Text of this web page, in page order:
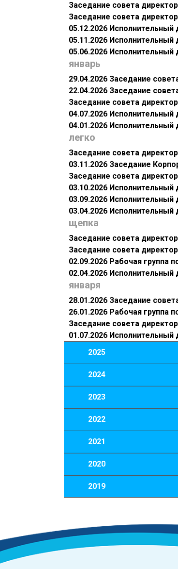
Заседание совета
Заседание совета
05.12.2026 Исполнительный
05.11.2026
05.06.2026
январь
29.04.2026 Заседание
22.04.2026 Заседание
Заседание совета
04.07.2026 Исполнительный
04.01.2026
легко
Заседание совета
03.11.2026 Заседание
Заседание совета
03.10.2026 Исполнительный
03.09.2026
03.04.2026
щепка
Заседание совета
Заседание совета
02.09.2026 Рабочая группа
02.04.2026 Исполнительный
января
28.01.2026 Заседание
26.01.2026 Рабочая группа
Заседание совета
01.07.2026 Исполнительный
2025
2024
2023
2022
2021
2020
2019